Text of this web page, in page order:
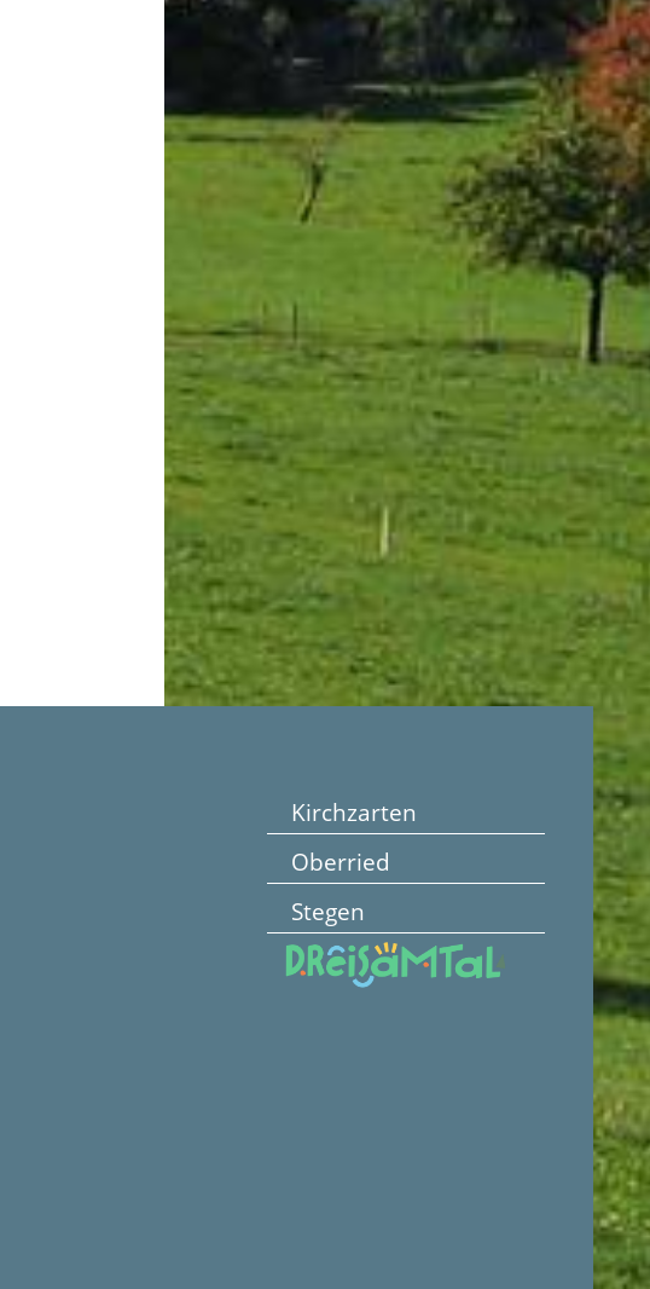
Kirchzarten
Oberried
Stegen